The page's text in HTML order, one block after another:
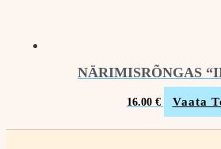
NÄRIMISRÕNGAS
16.00 € Vaata